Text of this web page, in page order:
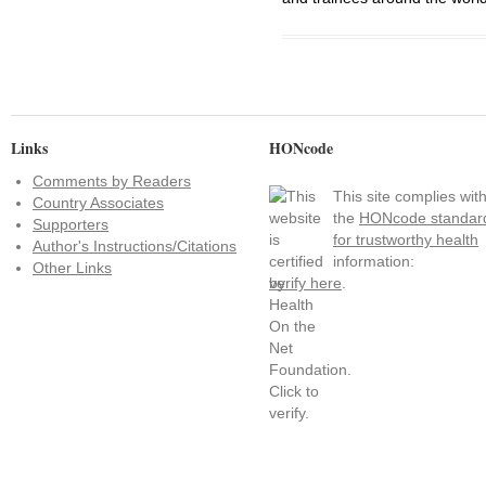
Links
Comments by Readers
Country Associates
Supporters
Author's Instructions/Citations
Other Links
HONcode
This site complies with
the HONcode
for trustworthy health
information:
verify here